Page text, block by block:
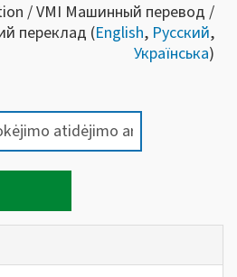
/ VMI Машинный перевод /
переклад (English, Русский,
Українська)